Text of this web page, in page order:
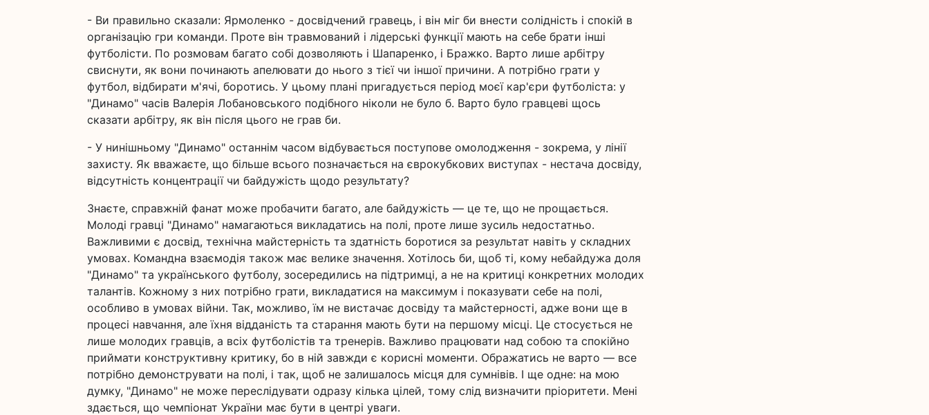
- Ви правильно сказали: Ярмоленко - досвідчений гравець, і він міг би внести солідність і спокій в
організацію гри команди. Проте він травмований і лідерські функції мають на себе брати інші
футболісти. По розмовам багато собі дозволяють і Шапаренко, і Бражко. Варто лише арбітру
свиснути, як вони починають апелювати до нього з тієї чи іншої причини. А потрібно грати у
футбол, відбирати м'ячі, боротись. У цьому плані пригадується період моєї кар'єри футболіста: у
"Динамо" часів Валерія Лобановського подібного ніколи не було б. Варто було гравцеві щось
сказати арбітру, як він після цього не грав би.
- У нинішньому "Динамо" останнім часом відбувається поступове омолодження - зокрема, у лінії
захисту. Як вважаєте, що більше всього позначається на єврокубкових виступах - нестача досвіду,
відсутність концентрації чи байдужість щодо результату?
Знаєте, справжній фанат може пробачити багато, але байдужість — це те, що не прощається.
Молоді гравці "Динамо" намагаються викладатись на полі, проте лише зусиль недостатньо.
Важливими є досвід, технічна майстерність та здатність боротися за результат навіть у складних
умовах. Командна взаємодія також має велике значення. Хотілось би, щоб ті, кому небайдужа доля
"Динамо" та українського футболу, зосередились на підтримці, а не на критиці конкретних молодих
талантів. Кожному з них потрібно грати, викладатися на максимум і показувати себе на полі,
особливо в умовах війни. Так, можливо, їм не вистачає досвіду та майстерності, адже вони ще в
процесі навчання, але їхня відданість та старання мають бути на першому місці. Це стосується не
лише молодих гравців, а всіх футболістів та тренерів. Важливо працювати над собою та спокійно
приймати конструктивну критику, бо в ній завжди є корисні моменти. Ображатись не варто — все
потрібно демонструвати на полі, і так, щоб не залишалось місця для сумнівів. І ще одне: на мою
думку, "Динамо" не може переслідувати одразу кілька цілей, тому слід визначити пріоритети. Мені
здається, що чемпіонат України має бути в центрі уваги.